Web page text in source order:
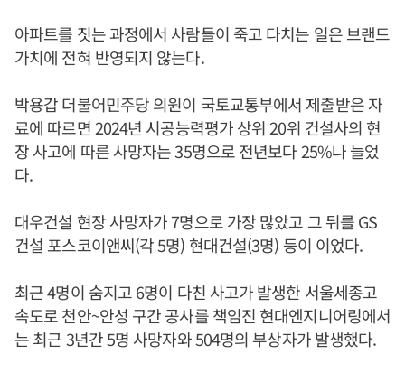
아파트를 짓는 과정에서 사람들이 죽고 다치는 일은 브랜드
가치에 전혀 반영되지 않는다.
박용갑 더불어민주당 의원이 국토교통부에서 제출받은 자
료에 따르면 2024년 시공능력평가 상위 20위 건설사의 현
장 사고에 따른 사망자는 35명으로 전년보다 25%나 늘었
다.
대우건설 현장 사망자가 7명으로 가장 많았고 그 뒤를 GS
건설 포스코이앤씨(각 5명) 현대건설(3명) 등이 이었다.
최근 4명이 숨지고 6명이 다친 사고가 발생한 서울세종고
속도로 천안~안성 구간 공사를 책임진 현대엔지니어링에서
는 최근 3년간 5명 사망자와 504명의 부상자가 발생했다.